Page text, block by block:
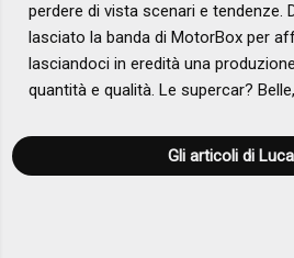
perdere di vista scenari e tendenze.
lasciato la banda di MotorBox per
lasciandoci in eredità una
quantità e qualità. Le supercar?
Gli articoli di Luca